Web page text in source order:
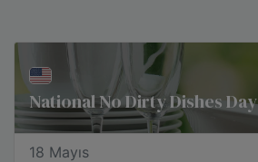
National No Dirty Dishes Day
18 Mayıs